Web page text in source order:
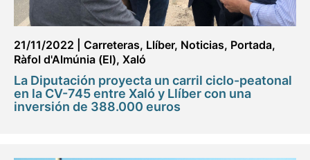
21/11/2022 Carreteras, Llíber, Noticias, Portada,
Ràfol d'Almúnia (El), Xaló
La Diputación proyecta un carril ciclo-peatonal
en la CV-745 entre Xaló y Llíber con una
inversión de 388.000 euros